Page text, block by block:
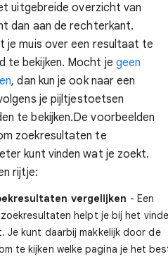
uitgebreide overzicht van
dan aan de rechterkant.
je muis over een resultaat te
te bekijken. Mocht je geen
, dan kun je ook naar een
je pijltjestoetsen
te bekijken.De voorbeelden
zoekresultaten te
kunt vinden wat je zoekt.
rijtje:
vergelijken - Een
helpt je bij het
Je kunt daarbij makkelijk door de
te kijken welke pagina je het